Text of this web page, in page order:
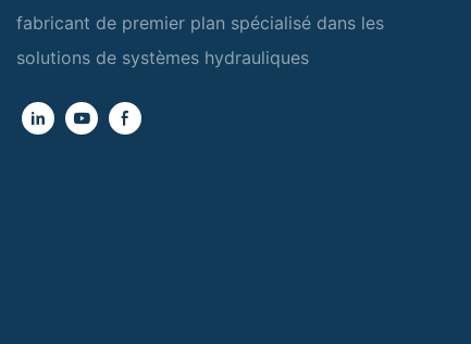
fabricant de premier plan spécialisé dans les
solutions de systèmes hydrauliques